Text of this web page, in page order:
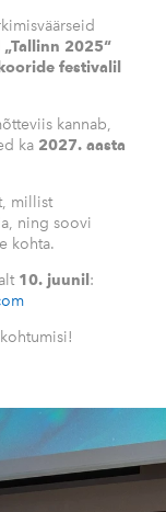
2025“
festivalil
kannab,
ka 2027. aasta
millist
ning soovi
kohta.
10. juunil :